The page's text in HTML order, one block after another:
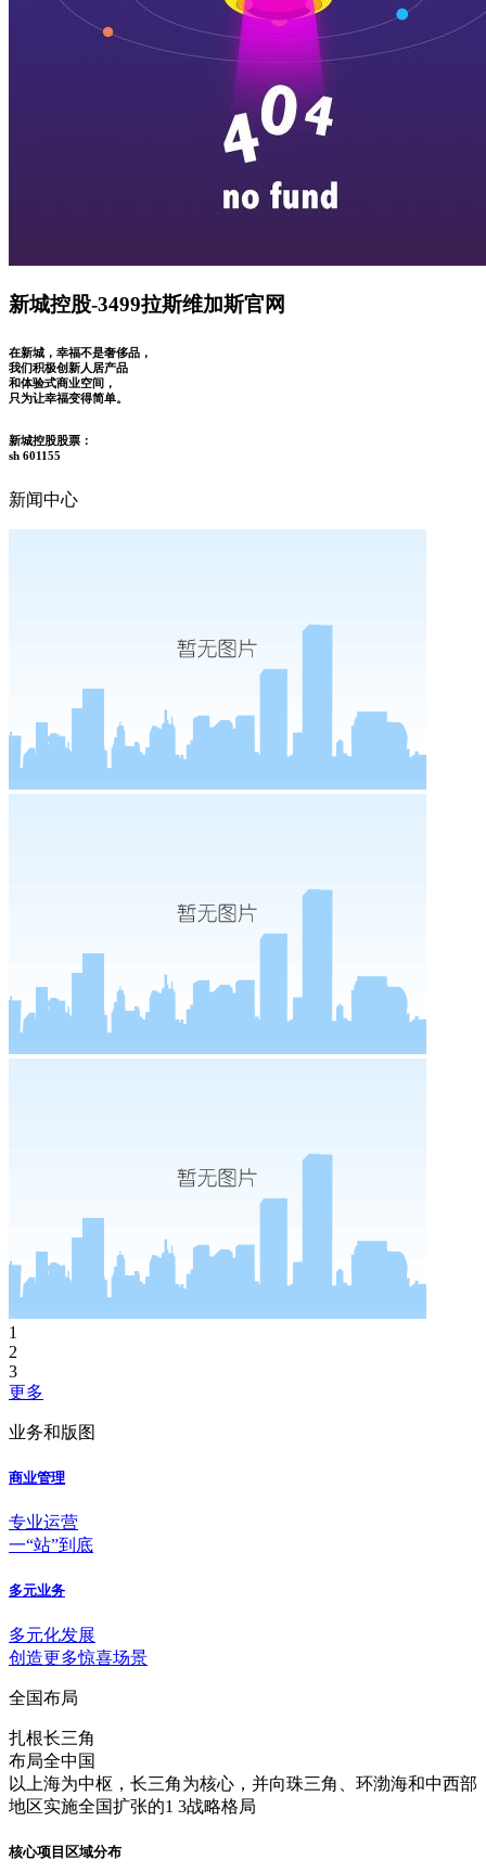
新城控股-3499拉斯维加斯官网
在新城，幸福不是奢侈品，
我们积极创新人居产品
和体验式商业空间，
只为让幸福变得简单。
新城控股股票：
sh 601155
新闻中心
1
2
3
更多
业务和版图
商业管理
专业运营
一“站”到底
多元业务
多元化发展
创造更多惊喜场景
全国布局
扎根长三角
布局全中国
以上海为中枢，长三角为核心，并向珠三角、环渤海和中西部
地区实施全国扩张的1 3战略格局
核心项目区域分布